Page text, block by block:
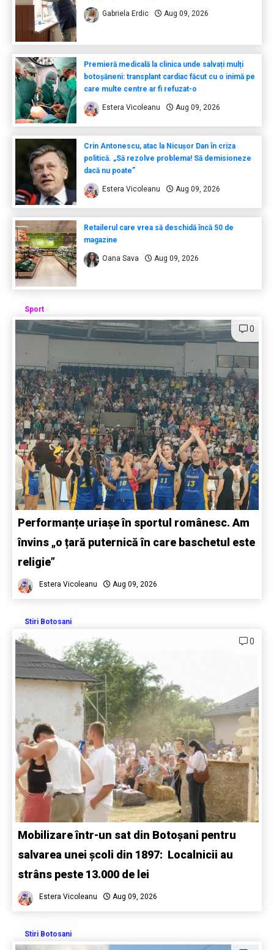
Gabriela Erdic Aug 09, 2026
Premieră medicală la clinica unde salvați mulți
botoșăneni: transplant cardiac făcut cu o inimă pe
care multe centre ar fi refuzat-o
Estera Vicoleanu Aug 09, 2026
Crin Antonescu, atac la Nicușor Dan în criza
politică. „Să rezolve problema! Să demisioneze
dacă nu poate”
Estera Vicoleanu Aug 09, 2026
Retailerul care vrea să deschidă încă 50 de
magazine
Oana Sava Aug 09, 2026
Sport
0
Performanțe uriașe în sportul românesc. Am
învins „o țară puternică în care baschetul este
religie”
Estera Vicoleanu Aug 09, 2026
Stiri Botosani
0
Mobilizare într-un sat din Botoșani pentru
salvarea unei școli din 1897: Localnicii au
strâns peste 13.000 de lei
Estera Vicoleanu Aug 09, 2026
Stiri Botosani